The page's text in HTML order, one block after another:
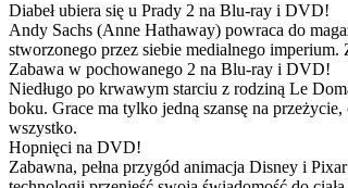
Diabeł ubiera się u Prady 2 na Blu-ray i DVD!
Andy Sachs (Anne Hathaway) powraca do
stworzonego przez siebie medialnego
Zabawa w pochowanego 2 na Blu-ray i DVD!
Niedługo po krwawym starciu z rodziną Le
boku. Grace ma tylko jedną szansę na
wszystko.
Hopnięci na DVD!
Zabawna, pełna przygód animacja Disney i